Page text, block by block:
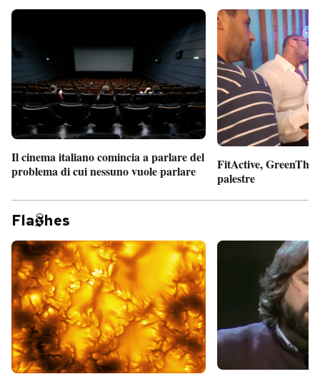
Il cinema italiano comincia a parlare del
problema di cui nessuno vuole parlare
FitActive,
palestre
Fla hes